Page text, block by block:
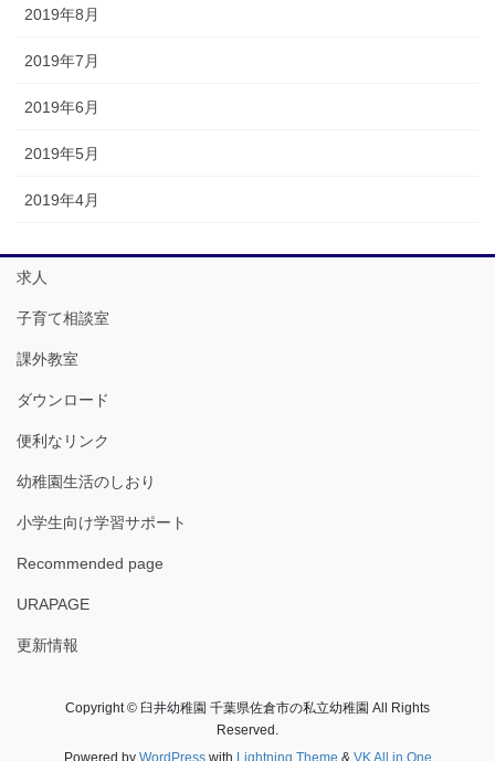
2019年8月
2019年7月
2019年6月
2019年5月
2019年4月
求人
子育て相談室
課外教室
ダウンロード
便利なリンク
幼稚園生活のしおり
小学生向け学習サポート
Recommended page
URAPAGE
更新情報
Copyright © 臼井幼稚園 千葉県佐倉市の私立幼稚園 All Rights
Reserved.